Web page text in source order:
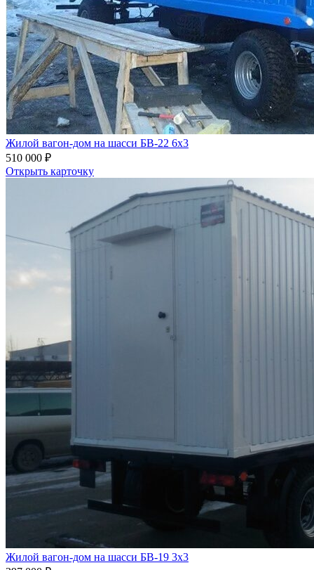
Жилой вагон-дом на шасси БВ-22 6х3
510 000 ₽
Открыть карточку
Жилой вагон-дом на шасси БВ-19 3х3